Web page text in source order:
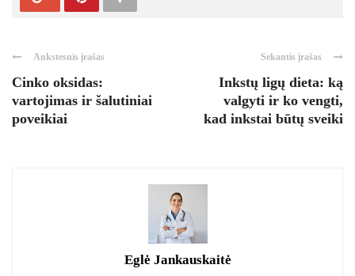
Ankstesnis įrašas
Cinko oksidas:
vartojimas ir šalutiniai
poveikiai
Sekantis įrašas
Inkstų ligų dieta: ką
valgyti ir ko vengti,
kad inkstai būtų sveiki
Eglė Jankauskaitė